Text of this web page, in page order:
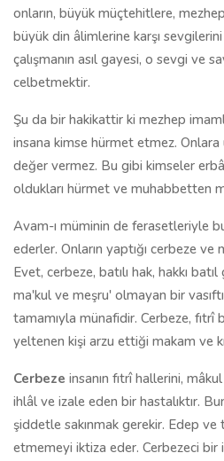
onların, büyük müçtehitlere,
büyük din âlimlerine kar­şı sevgilerini
çalışmanın asıl gayesi, o sevgi ve
celbetmektir.
Şu da bir hakikattir ki mezhep
insana kimse hürmet etmez.
değer vermez. Bu gibi kimseler
oldukları hürmet ve muhabbet­ten
Avam-ı müminin de ferasetleriyle
ederler. Onların yaptığı cerbeze
Evet, cerbeze, batılı hak, hakkı
ma'kul ve meşru' olmayan bir
tamamıyla münafidir. Cerbeze, fıtrî
yeltenen kişi arzu ettiği makam ve
Cerbeze insanın fıtrî hallerini,
ihlâl ve izale eden bir hastalıktır.
şiddetle sakınmak gerekir. Edep
etmemeyi iktiza eder. Cerbezeci bir